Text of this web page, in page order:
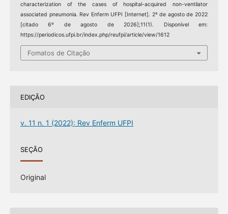
characterization of the cases of hospital-acquired non-ventilator
associated pneumonia. Rev Enferm UFPI [Internet]. 2º de agosto de 2022
[citado 6º de agosto de 2026];11(1). Disponível em:
https://periodicos.ufpi.br/index.php/reufpi/article/view/1612
Fomatos de Citação
EDIÇÃO
v. 11 n. 1 (2022): Rev Enferm UFPI
SEÇÃO
Original